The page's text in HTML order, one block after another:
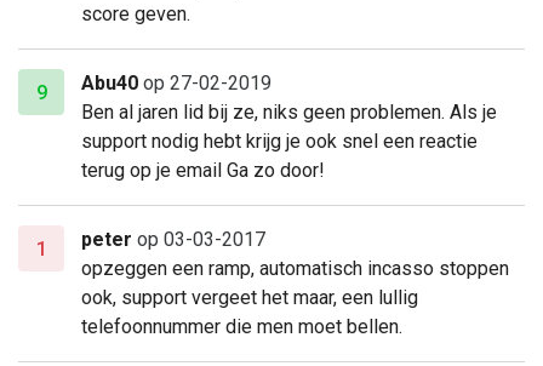
score geven.
9 Abu40 op 27-02-2019
Ben al jaren lid bij ze, niks geen problemen. Als je
support nodig hebt krijg je ook snel een reactie
terug op je email Ga zo door!
1 peter op 03-03-2017
opzeggen een ramp, automatisch incasso stoppen
ook, support vergeet het maar, een lullig
telefoonnummer die men moet bellen.